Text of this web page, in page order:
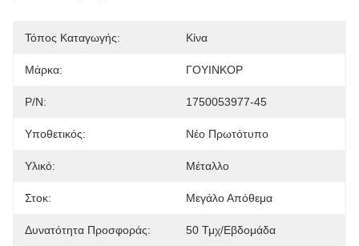
Τόπος Καταγωγής: Κίνα
Μάρκα: ΓΟΥΙΝΚΟΡ
P/N: 1750053977-45
Υποθετικός: Νέο Πρωτότυπο
Υλικό: Μέταλλο
Στοκ: Μεγάλο Απόθεμα
Δυνατότητα Προσφοράς: 50 Τμχ/εβδομάδα